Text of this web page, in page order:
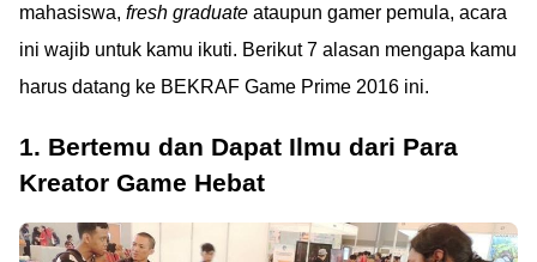
mahasiswa, fresh graduate ataupun gamer pemula, acara
ini wajib untuk kamu ikuti. Berikut 7 alasan mengapa kamu
harus datang ke BEKRAF Game Prime 2016 ini.
1. Bertemu dan Dapat Ilmu dari Para
Kreator Game Hebat